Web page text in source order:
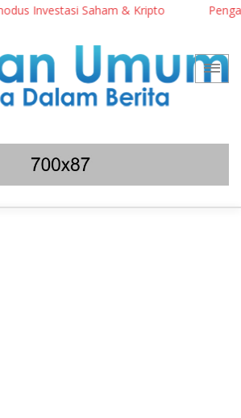
& Kripto Pengamat Ingatkan